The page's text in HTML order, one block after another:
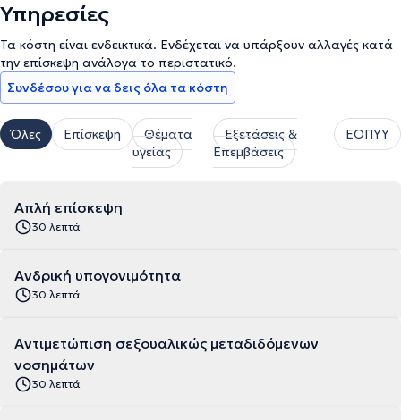
Υπηρεσίες
Τα κόστη είναι ενδεικτικά. Ενδέχεται να υπάρξουν αλλαγές κατά
την επίσκεψη ανάλογα το περιστατικό.
Συνδέσου για να δεις όλα τα κόστη
Όλες Επίσκεψη
Θέματα
υγείας
Εξετάσεις &
Επεμβάσεις
ΕΟΠΥΥ
Απλή επίσκεψη
30 λεπτά
Aνδρική υπογονιμότητα
30 λεπτά
Αντιμετώπιση σεξουαλικώς μεταδιδόμενων
νοσημάτων
30 λεπτά